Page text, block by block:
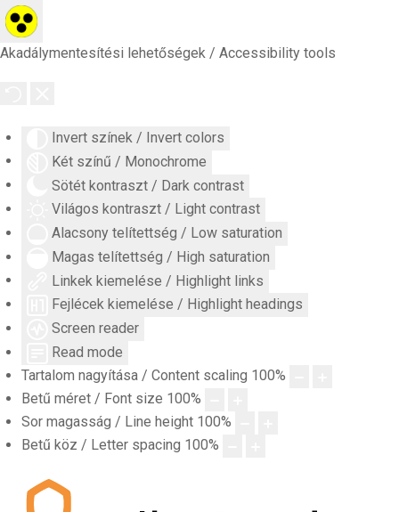
Akadálymentesítési lehetőségek / Accessibility tools
Invert színek / Invert colors
Két színű / Monochrome
Sötét kontraszt / Dark contrast
Világos kontraszt / Light contrast
Alacsony telítettség / Low saturation
Magas telítettség / High saturation
Linkek kiemelése / Highlight links
Fejlécek kiemelése / Highlight headings
Screen reader
Read mode
Tartalom nagyítása / Content scaling 100%
Betű méret / Font size 100%
Sor magasság / Line height 100%
Betű köz / Letter spacing 100%